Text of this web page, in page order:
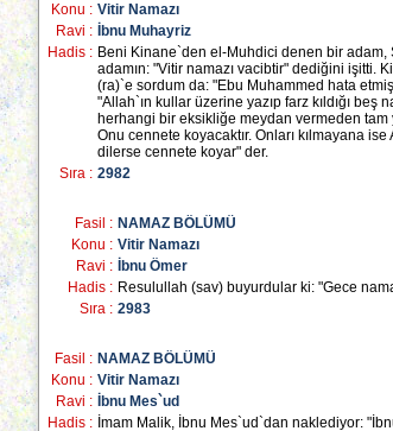
Konu : Vitir Namazı
Ravi :
İbnu Muhayriz
Hadis : Beni Kinane`den el-Muhdici denen bir
adamın: "Vitir namazı vacibtir" dediğini işitti.
(ra)`e sordum da: "Ebu Muhammed hata
"Allah`ın kullar üzerine yazıp farz kıldığı
herhangi bir eksikliğe meydan vermeden
Onu cennete koyacaktır. Onları kılmayana
dilerse cennete koyar" der.
Sıra : 2982
Fasil : NAMAZ BÖLÜMÜ
Konu : Vitir Namazı
Ravi :
İbnu Ömer
Hadis : Resulullah (sav) buyurdular ki: "Gece
Sıra : 2983
Fasil : NAMAZ BÖLÜMÜ
Konu : Vitir Namazı
Ravi :
İbnu Mes`ud
Hadis : İmam Malik, İbnu Mes`ud`dan naklediyor: